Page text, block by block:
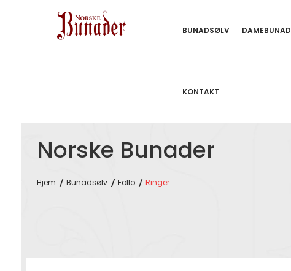
BUNADSØLV DAMEBUNAD
KONTAKT
Norske Bunader
Hjem Bunadsølv Follo Ringer